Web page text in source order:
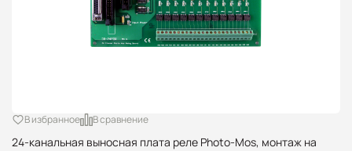
24-канальная выносная плата реле Photo-Mos, монтаж на
В избранное В сравнение